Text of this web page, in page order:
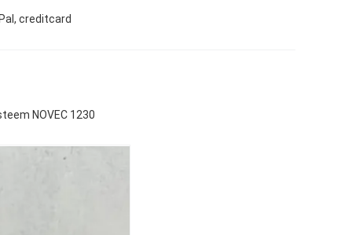
creditcard
NOVEC 1230